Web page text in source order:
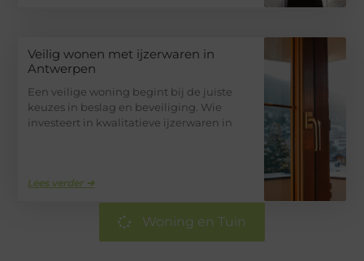
Veilig wonen met ijzerwaren in
Antwerpen
Een veilige woning begint bij de juiste
keuzes in beslag en beveiliging. Wie
investeert in kwalitatieve ijzerwaren in
Lees verder ➜
Woning en Tuin